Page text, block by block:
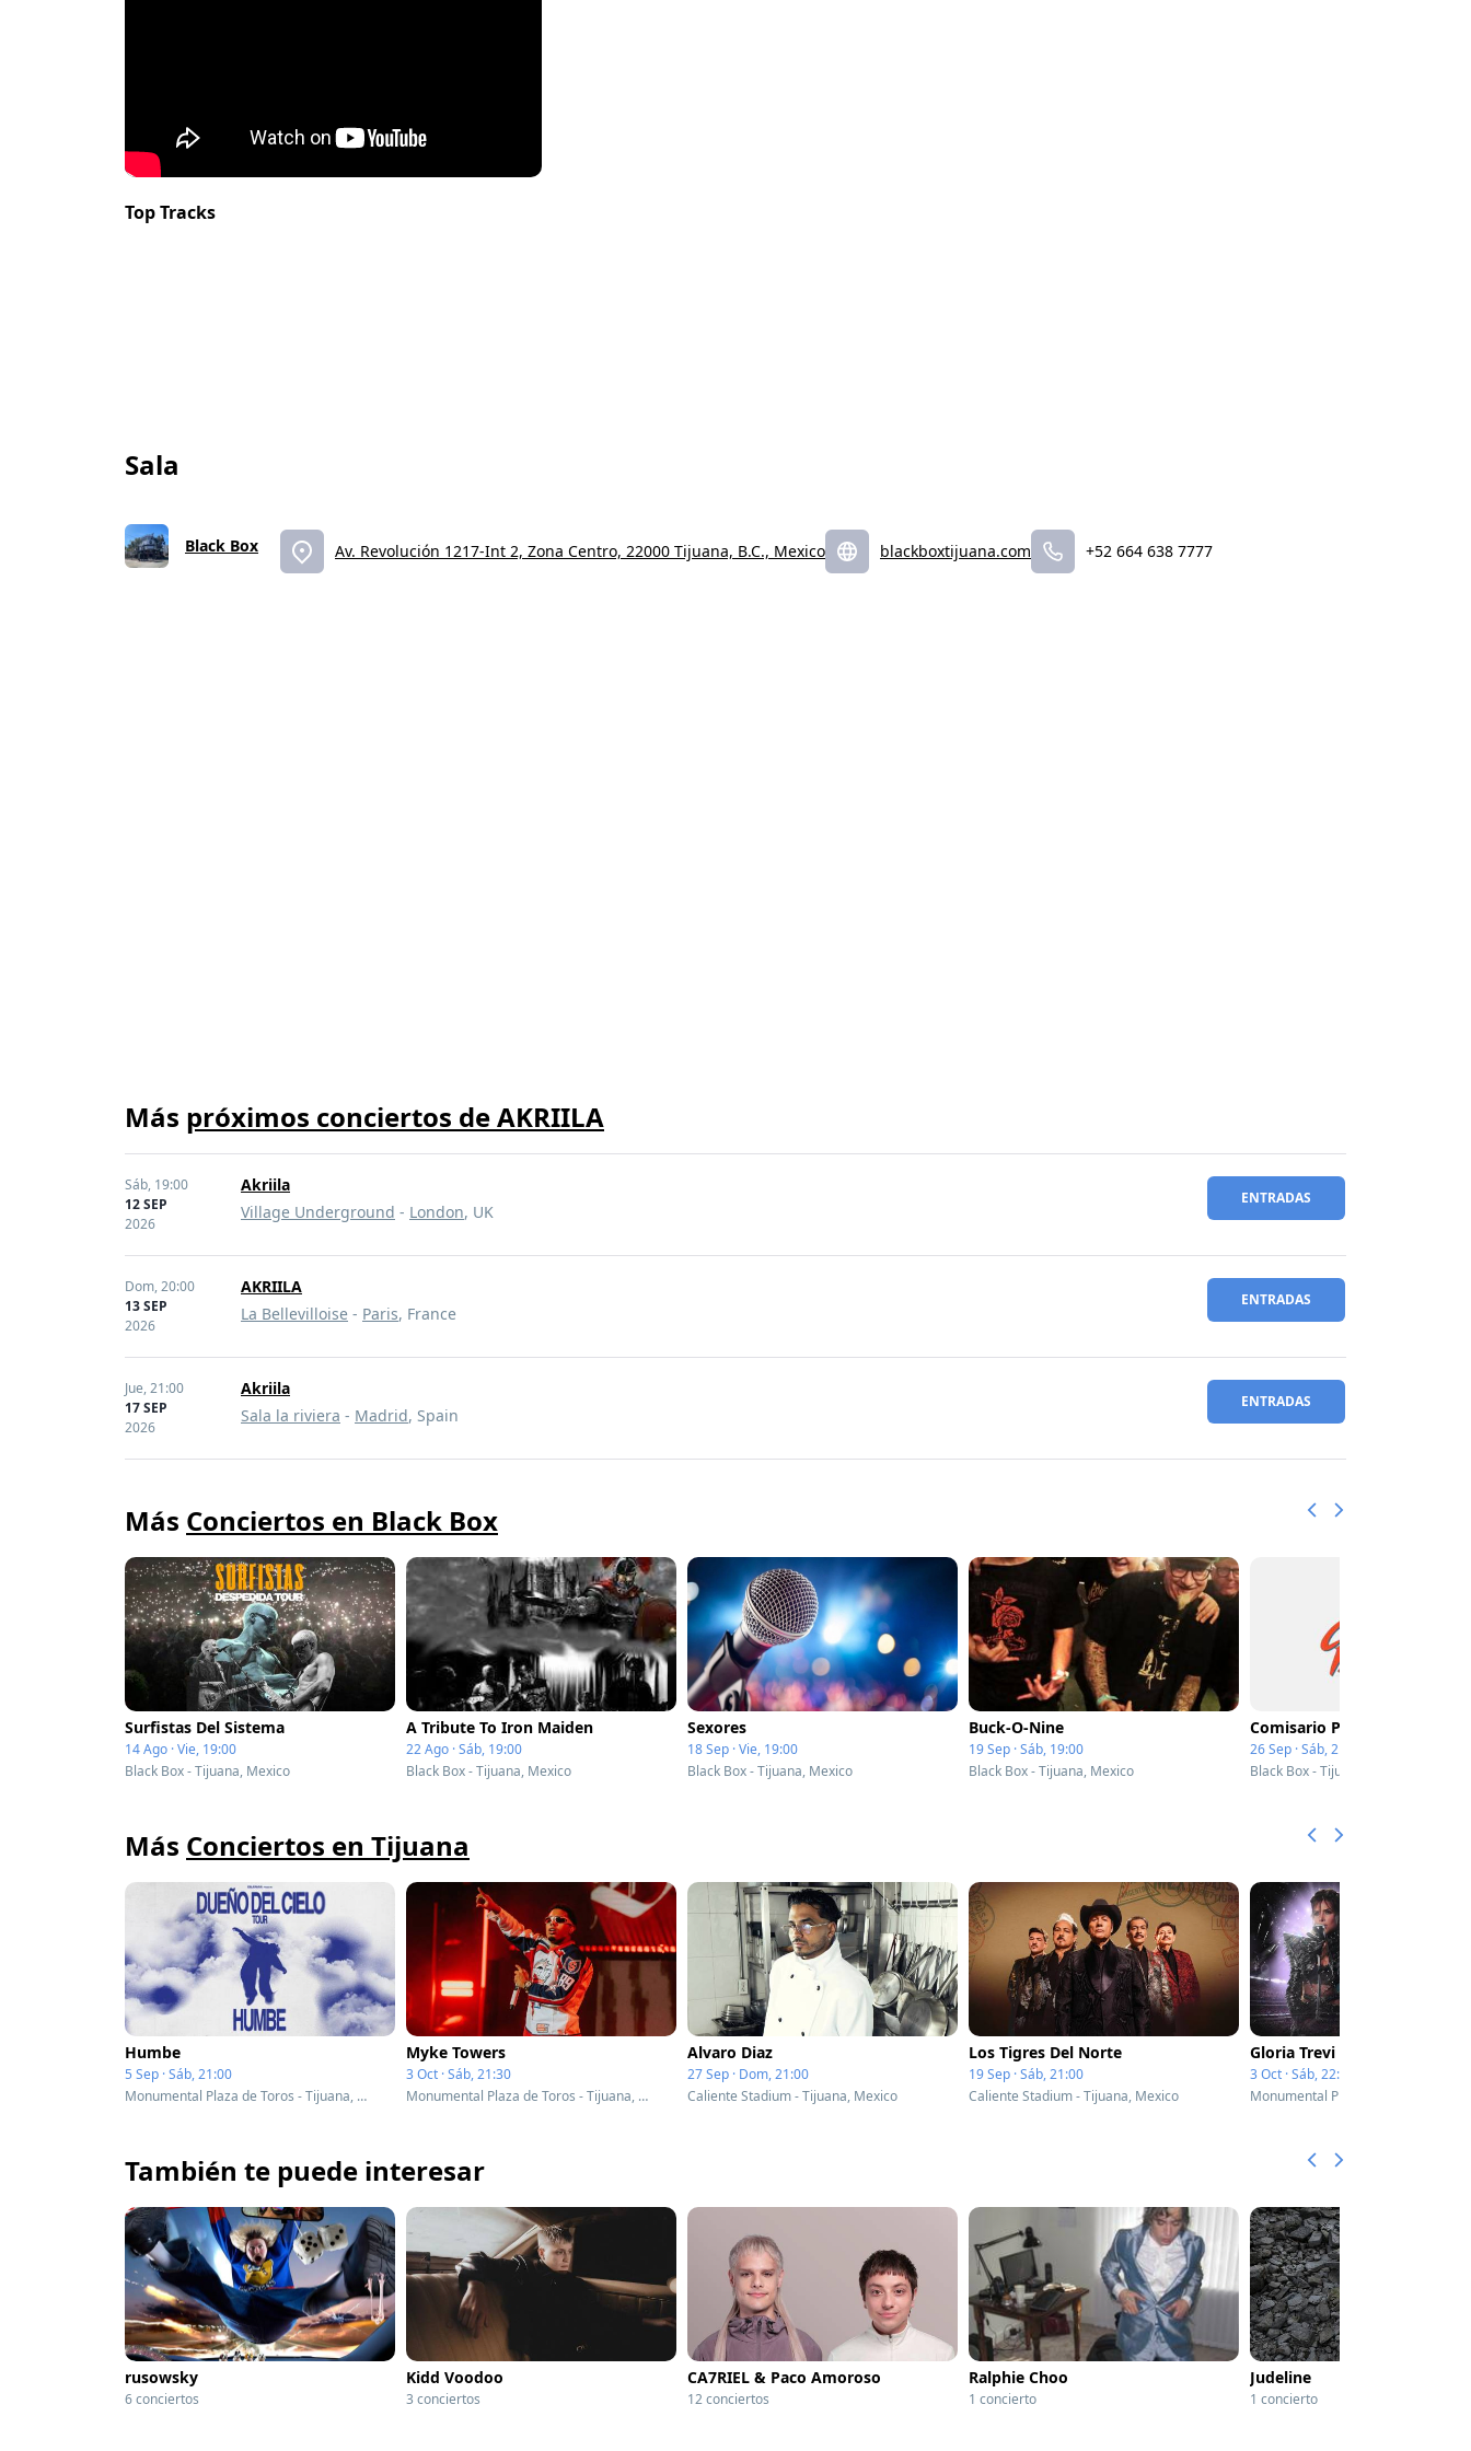
Top Tracks
Sala
Black Box Av. Revolución 1217-Int 2, Zona Centro, 22000 Tijuana, B.C., Mexico blackboxtijuana.com +52 664 638 7777
Más próximos conciertos de AKRIILA
Sáb, 19:00
12 SEP
2026
Akriila
Village Underground - London, UK
ENTRADAS
Dom,20:00
13 SEP
2026
AKRIILA
La Bellevilloise - Paris, France
ENTRADAS
Jue,21:00
17 SEP
2026
Akriila
Sala la riviera - Madrid, Spain
ENTRADAS
Más Conciertos en Black Box
Surfistas Del Sistema
14 Ago · Vie, 19:00
Black Box - Tijuana, Mexico
A Tribute To Iron Maiden
22 Ago · Sáb, 19:00
Black Box - Tijuana, Mexico
Sexores
18 Sep · Vie, 19:00
Black Box - Tijuana, Mexico
Buck-O-Nine
19 Sep · Sáb, 19:00
Black Box - Tijuana, Mexico
Comisario Pantera
26 Sep · Sáb, 21:00
Black Box - Tijuana, Mexico
Más Conciertos en Tijuana
Humbe
5 Sep · Sáb, 21:00
Monumental Plaza de Toros - Tijuana, Mexico
Myke Towers
3 Oct · Sáb, 21:30
Monumental Plaza de Toros - Tijuana, Mexico
Alvaro Diaz
27 Sep · Dom, 21:00
Caliente Stadium - Tijuana, Mexico
Los Tigres Del Norte
19 Sep · Sáb, 21:00
Caliente Stadium - Tijuana, Mexico
Gloria Trevi
3 Oct · Sáb, 22:30
También te puede interesar
rusowsky
6 conciertos
Kidd Voodoo
3 conciertos
CA7RIEL & Paco Amoroso
12 conciertos
Ralphie Choo
1 concierto
Judeline
1 concierto